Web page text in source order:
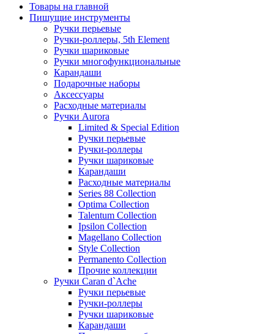
Товары на главной
Пишущие инструменты
Ручки перьевые
Ручки-роллеры, 5th Element
Ручки шариковые
Ручки многофункциональные
Карандаши
Подарочные наборы
Аксессуары
Расходные материалы
Ручки Aurora
Limited & Special Edition
Ручки перьевые
Ручки-роллеры
Ручки шариковые
Карандаши
Расходные материалы
Series 88 Collection
Optima Collection
Talentum Collection
Ipsilon Collection
Magellano Collection
Style Collection
Permanento Collection
Прочие коллекции
Ручки Caran d`Ache
Ручки перьевые
Ручки-роллеры
Ручки шариковые
Карандаши